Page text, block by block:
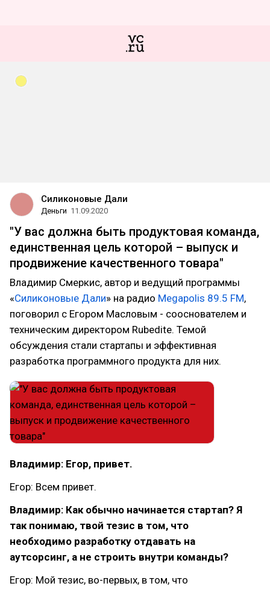
Силиконовые Дали
Деньги 11.09.2020
"У вас должна быть продуктовая команда,
единственная цель которой – выпуск и
продвижение качественного товара"
Владимир Смеркис, автор и ведущий программы
«Силиконовые Дали» на радио Megapolis 89.5 FM,
поговорил c Егором Масловым - сооснователем и
техническим директором Rubedite. Темой
обсуждения стали стартапы и эффективная
разработка программного продукта для них.
Владимир: Егор, привет.
Егор: Всем привет.
Владимир: Как обычно начинается стартап? Я
так понимаю, твой тезис в том, что
необходимо разработку отдавать на
аутсорсинг, а не строить внутри команды?
Егор: Мой тезис, во-первых, в том, что